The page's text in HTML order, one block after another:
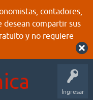
contadores,
desean compartir sus
y no requiere
Ingresar